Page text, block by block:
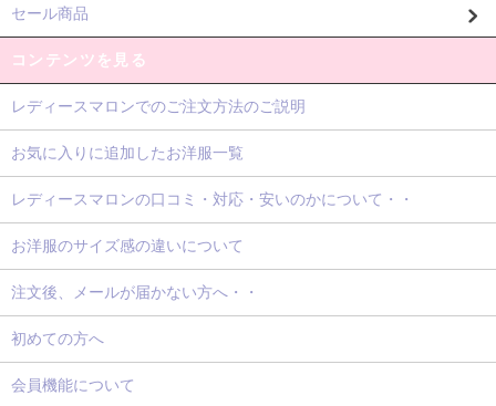
セール商品
コンテンツを見る
レディースマロンでのご注文方法のご説明
お気に入りに追加したお洋服一覧
レディースマロンの口コミ・対応・安いのかについて・・
お洋服のサイズ感の違いについて
注文後、メールが届かない方へ・・
初めての方へ
会員機能について